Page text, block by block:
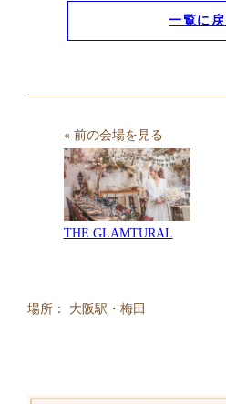
一覧に戻
« 前の会場を見る
THE GLAMTURAL
場所： 大阪駅・梅田